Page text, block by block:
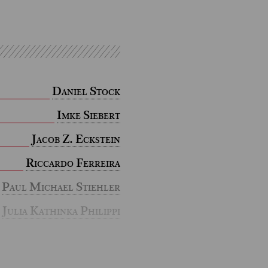
Daniel Stock
Imke Siebert
Jacob Z. Eckstein
Riccardo Ferreira
Paul Michael Stiehler
Julia Kathinka Philippi